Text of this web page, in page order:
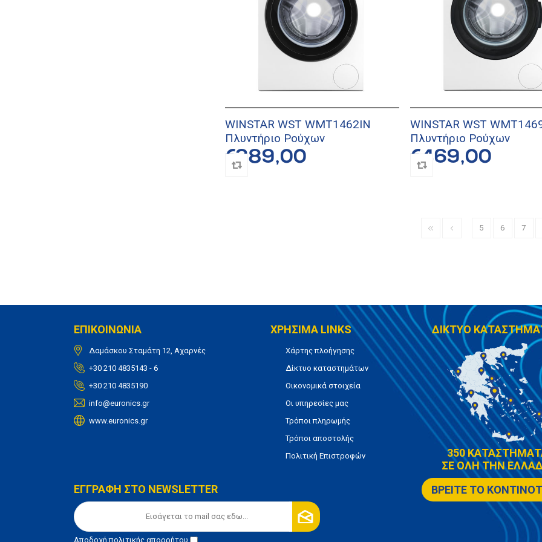
WINSTAR WST WMT1462IN
Πλυντήριο Ρούχων
€389,00
WINSTAR WST
Πλυντήριο Ρούχων
€469,00
5 6 7
ΕΠΙΚΟΙΝΩΝΙΑ
Δαμάσκου Σταμάτη 12, Αχαρνές
+30 210 4835143 - 6
+30 210 4835190
info@euronics.gr
www.euronics.gr
ΧΡΗΣΙΜΑ LINKS
Χάρτης πλοήγησης
Δίκτυο καταστημάτων
Οικονομικά στοιχεία
Οι υπηρεσίες μας
Τρόποι πληρωμής
Τρόποι αποστολής
Πολιτική Επιστροφών
ΕΓΓΡΑΦΗ ΣΤΟ NEWSLETTER
Αποδοχήπολιτικής απορρήτου
ΔΙΚΤΥΟ
350
ΣΕ ΟΛΗ ΤΗΝ
ΒΡΕΙΤΕ ΤΟ